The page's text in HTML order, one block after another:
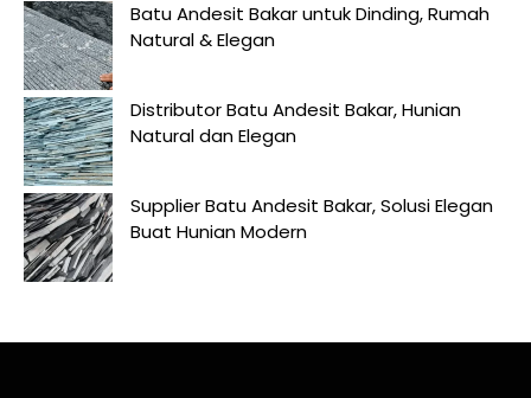
Batu Andesit Bakar untuk Dinding, Rumah
Natural & Elegan
Distributor Batu Andesit Bakar, Hunian
Natural dan Elegan
Supplier Batu Andesit Bakar, Solusi Elegan
Buat Hunian Modern